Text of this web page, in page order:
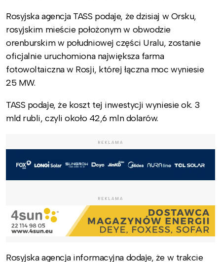
Rosyjska agencja TASS podaje, że dzisiaj w Orsku,
rosyjskim mieście położonym w obwodzie
orenburskim w południowej części Uralu, zostanie
oficjalnie uruchomiona największa farma
fotowoltaiczna w Rosji, której łączna moc wyniesie
25 MW.
TASS podaje, że koszt tej inwestycji wyniesie ok. 3
mld rubli, czyli około 42,6 mln dolarów.
REKLAMA
REKLAMA
Rosyjska agencja informacyjna dodaje, że w trakcie